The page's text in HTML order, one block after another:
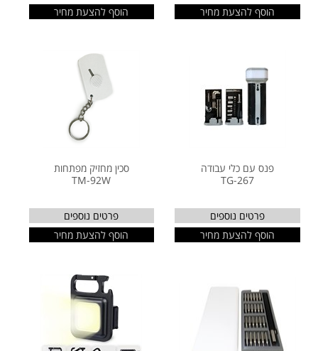
הוסף להצעת מחיר
הוסף להצעת מחיר
פנס עם כלי עבודה
TG-267
פרטים נוספים
הוסף להצעת מחיר
סכין מחזיק מפתחות
TM-92W
פרטים נוספים
הוסף להצעת מחיר